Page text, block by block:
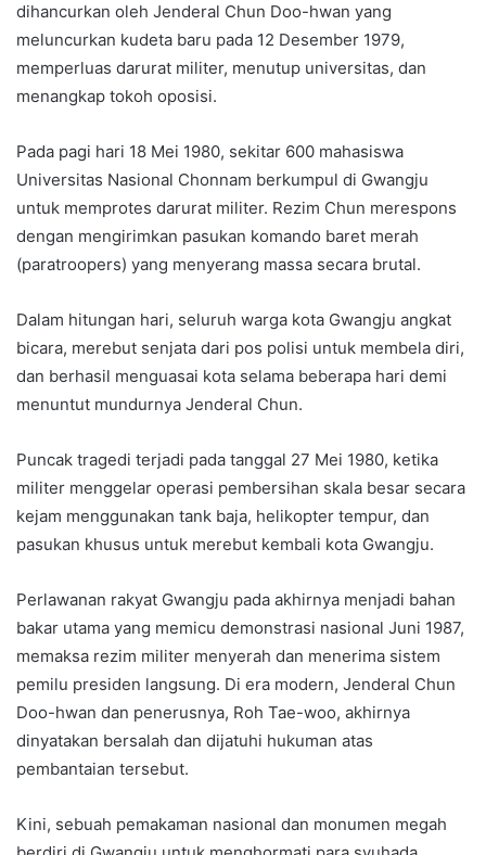
dihancurkan oleh Jenderal Chun Doo-hwan yang
meluncurkan kudeta baru pada 12 Desember 1979,
memperluas darurat militer, menutup universitas, dan
menangkap tokoh oposisi.
Pada pagi hari 18 Mei 1980, sekitar 600 mahasiswa
Universitas Nasional Chonnam berkumpul di Gwangju
untuk memprotes darurat militer. Rezim Chun merespons
dengan mengirimkan pasukan komando baret merah
(paratroopers) yang menyerang massa secara brutal.
Dalam hitungan hari, seluruh warga kota Gwangju angkat
bicara, merebut senjata dari pos polisi untuk membela diri,
dan berhasil menguasai kota selama beberapa hari demi
menuntut mundurnya Jenderal Chun.
Puncak tragedi terjadi pada tanggal 27 Mei 1980, ketika
militer menggelar operasi pembersihan skala besar secara
kejam menggunakan tank baja, helikopter tempur, dan
pasukan khusus untuk merebut kembali kota Gwangju.
Perlawanan rakyat Gwangju pada akhirnya menjadi bahan
bakar utama yang memicu demonstrasi nasional Juni 1987,
memaksa rezim militer menyerah dan menerima sistem
pemilu presiden langsung. Di era modern, Jenderal Chun
Doo-hwan dan penerusnya, Roh Tae-woo, akhirnya
dinyatakan bersalah dan dijatuhi hukuman atas
pembantaian tersebut.
Kini, sebuah pemakaman nasional dan monumen megah